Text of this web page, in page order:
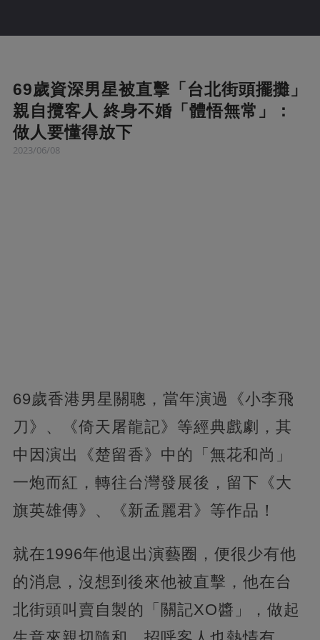
69歲資深男星被直擊「台北街頭擺攤」
親自攬客人 終身不婚「體悟無常」：
做人要懂得放下
2023/06/08
69歲香港男星關聰，當年演過《小李飛
刀》、《倚天屠龍記》等經典戲劇，其
中因演出《楚留香》中的「無花和尚」
一炮而紅，轉往台灣發展後，留下《大
旗英雄傳》、《新孟麗君》等作品！
就在1996年他退出演藝圈，便很少有他
的消息，沒想到後來他被直擊，他在台
北街頭叫賣自製的「關記XO醬」，做起